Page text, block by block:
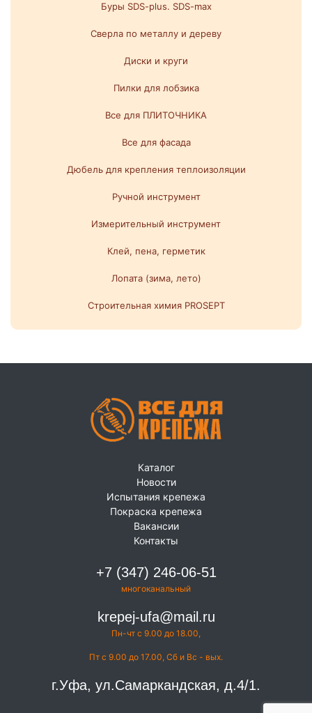
Буры SDS-plus. SDS-max
Сверла по металлу и дереву
Диски и круги
Пилки для лобзика
Все для ПЛИТОЧНИКА
Все для фасада
Дюбель для крепления теплоизоляции
Ручной инструмент
Измерительный инструмент
Клей, пена, герметик
Лопата (зима, лето)
Строительная химия PROSEPT
Каталог
Новости
Испытания крепежа
Покраска крепежа
Вакансии
Контакты
+7 (347) 246-06-51
многоканальный
krepej-ufa@mail.ru
Пн-чт с 9.00 до 18.00,
Пт с 9.00 до 17.00, Сб и Вс - вых.
г.Уфа, ул.Самаркандская, д.4/1.